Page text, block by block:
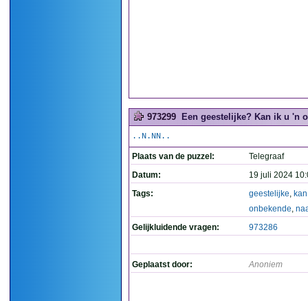
973299 Een geestelijke? Kan ik u 'n
..N.NN..
Plaats van de puzzel:
Telegraaf
Datum:
19 juli 2024
Tags:
geestelijke, kan
onbekende,
Gelijkluidende vragen:
973286
Geplaatst door: Anoniem